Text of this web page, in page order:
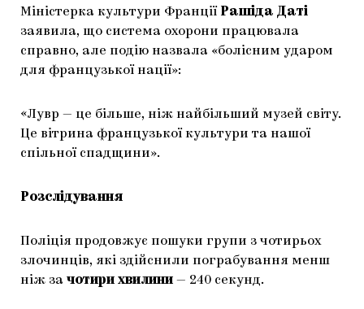
Міністерка культури Франції Рашіда Даті
заявила, що система охорони працювала
справно, але подію назвала «болісним ударом
для французької нації»:
«Лувр — це більше, ніж найбільший музей світу.
Це вітрина французької культури та нашої
спільної спадщини».
Розслідування
Поліція продовжує пошуки групи з чотирьох
злочинців, які здійснили пограбування менш
ніж за чотири хвилини — 240 секунд.